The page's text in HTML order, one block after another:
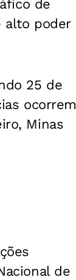
de
alto poder
25 de
ocorrem
Minas
de